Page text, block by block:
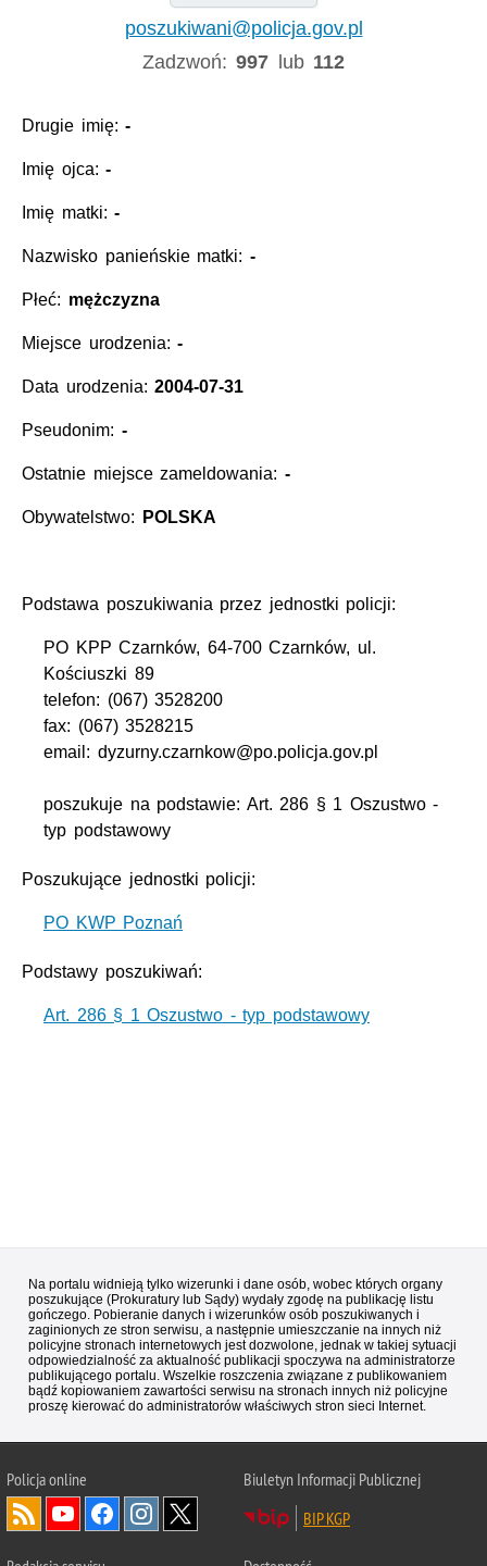
poszukiwani@policja.gov.pl
Zadzwoń:997 lub 112
Drugie imię:-
Imię ojca:-
Imię matki:-
Nazwisko panieńskie matki: -
Płeć: mężczyzna
Miejsce urodzenia:-
Data urodzenia:2004-07-31
Pseudonim: -
Ostatnie miejsce zameldowania: -
Obywatelstwo: POLSKA
Podstawa poszukiwania przez jednostki policji:
PO KPP Czarnków, 64-700 Czarnków, ul.
Kościuszki 89
telefon: (067) 3528200
fax: (067) 3528215
email: dyzurny.czarnkow@po.policja.gov.pl
poszukuje na podstawie: Art. 286 § 1 Oszustwo -
typ podstawowy
Poszukujące jednostki policji:
PO KWP Poznań
Podstawy poszukiwań:
Art. 286 § 1 Oszustwo - typ podstawowy
Na portalu widnieją tylko wizerunki i dane osób, wobec których organy
poszukujące (Prokuratury lub Sądy) wydały zgodę na publikację listu
gończego. Pobieranie danych i wizerunków osób poszukiwanych i
zaginionych ze stron serwisu, a następnie umieszczanie na innych niż
policyjne stronach internetowych jest dozwolone, jednak w takiej sytuacji
odpowiedzialność za aktualność publikacji spoczywa na administratorze
publikującego portalu. Wszelkie roszczenia związane z publikowaniem
bądź kopiowaniem zawartości serwisu na stronach innych niż policyjne
proszę kierować do administratorów właściwych stron sieci Internet.
Policjaonline
Biuletyn Informacji Publicznej
BIP KGP